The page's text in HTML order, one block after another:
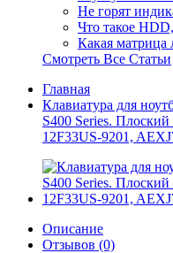
Не горят
Что такое
Какая
Смотреть Все Статьи
Главная
Клавиатура для
S400 Series.
12F33US-9201,
Описание
Отзывов (0)